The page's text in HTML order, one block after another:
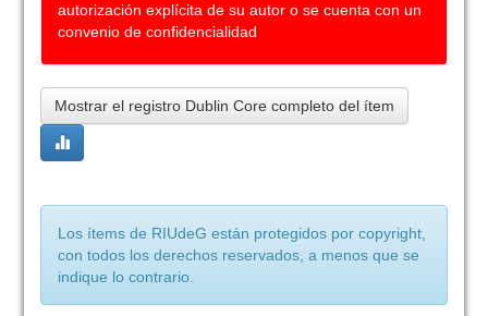
autorización explícita de su autor o se cuenta con un
convenio de confidencialidad
Mostrar el registro Dublin Core completo del ítem
Los ítems de RIUdeG están protegidos por copyright,
con todos los derechos reservados, a menos que se
indique lo contrario.